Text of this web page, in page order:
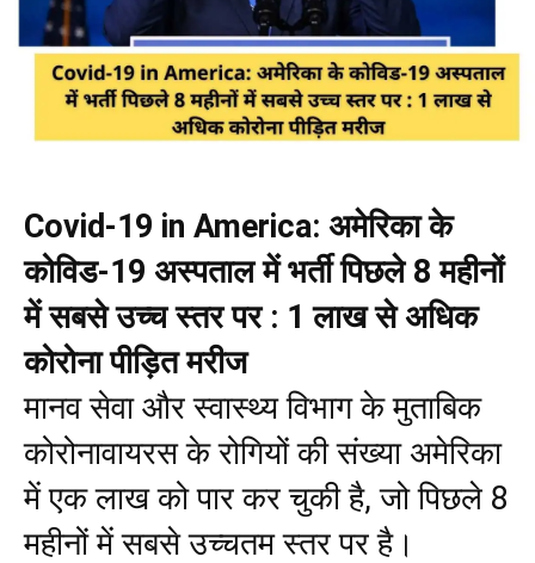
Covid-19 in America: अमेरिका के
कोविड-19 अस्पताल में भर्ती पिछले 8 महीनों
में सबसे उच्च स्तर पर : 1 लाख से अधिक
कोरोना पीड़ित मरीज
मानव सेवा और स्वास्थ्य विभाग के मुताबिक
कोरोनावायरस के रोगियों की संख्या अमेरिका
में एक लाख को पार कर चुकी है, जो पिछले 8
महीनों में सबसे उच्चतम स्तर पर है।